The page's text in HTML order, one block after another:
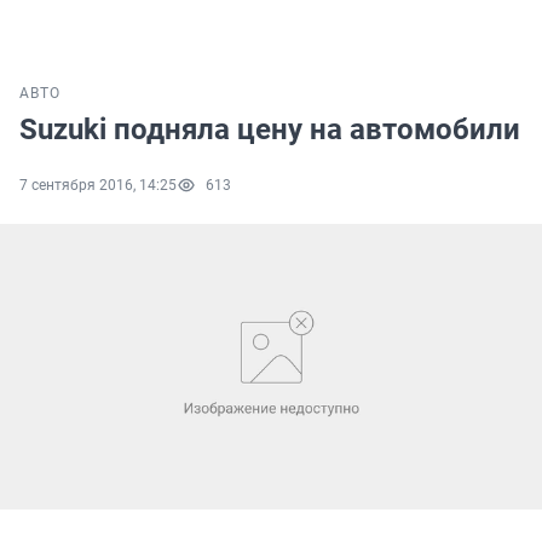
АВТО
Suzuki подняла цену на автомобили
7 сентября 2016, 14:25 613